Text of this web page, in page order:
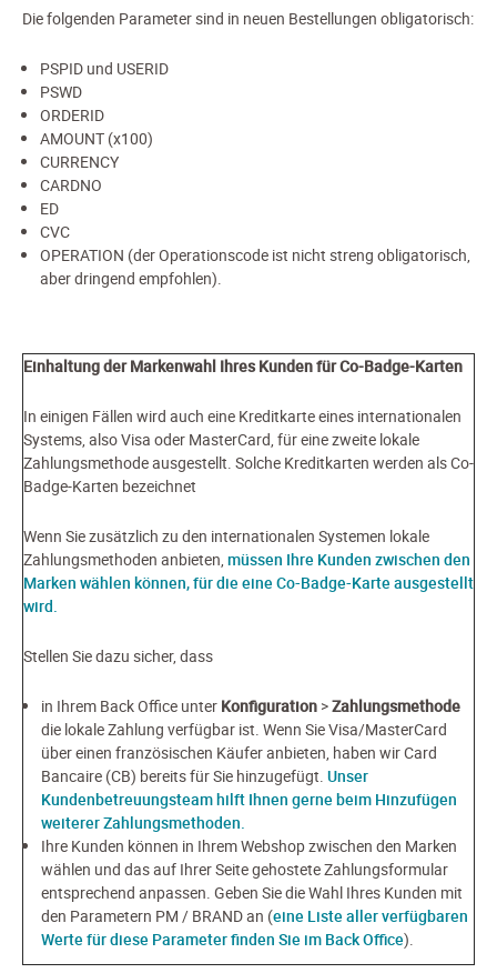
Die folgenden Parameter sind in neuen Bestellungen obligatorisch:
PSPID und USERID
PSWD
ORDERID
AMOUNT (x100)
CURRENCY
CARDNO
ED
CVC
OPERATION (der Operationscode ist nicht streng obligatorisch,
aber dringend empfohlen).
Einhaltung der Markenwahl Ihres Kunden für Co-Badge-Karten
In einigen Fällen wird auch eine Kreditkarte eines internationalen
Systems, also Visa oder MasterCard, für eine zweite lokale
Zahlungsmethode ausgestellt. Solche Kreditkarten werden als Co-
Badge-Karten bezeichnet
Wenn Sie zusätzlich zu den internationalen Systemen lokale
Zahlungsmethoden anbieten, müssen Ihre Kunden zwischen den
Marken wählen können, für die eine Co-Badge-Karte ausgestellt
wird.
Stellen Sie dazu sicher, dass
in Ihrem Back Office unter Konfiguration >Zahlungsmethode
die lokale Zahlung verfügbar ist. Wenn Sie Visa/MasterCard
über einen französischen Käufer anbieten, haben wir Card
Bancaire (CB) bereits für Sie hinzugefügt. Unser
Kundenbetreuungsteam hilft Ihnen gerne beim Hinzufügen
weiterer Zahlungsmethoden.
Ihre Kunden können in Ihrem Webshop zwischen den Marken
wählen und das auf Ihrer Seite gehostete Zahlungsformular
entsprechend anpassen. Geben Sie die Wahl Ihres Kunden mit
den Parametern PM / BRAND an (eine Liste aller verfügbaren
Werte für diese Parameter finden Sie im Back Office).